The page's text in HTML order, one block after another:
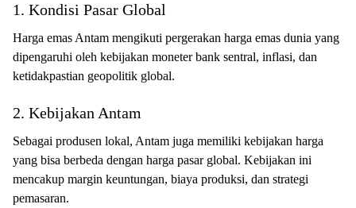
1. Kondisi Pasar Global
Harga emas Antam mengikuti pergerakan harga emas dunia yang
dipengaruhi oleh kebijakan moneter bank sentral, inflasi, dan
ketidakpastian geopolitik global.
2. Kebijakan Antam
Sebagai produsen lokal, Antam juga memiliki kebijakan harga
yang bisa berbeda dengan harga pasar global. Kebijakan ini
mencakup margin keuntungan, biaya produksi, dan strategi
pemasaran.